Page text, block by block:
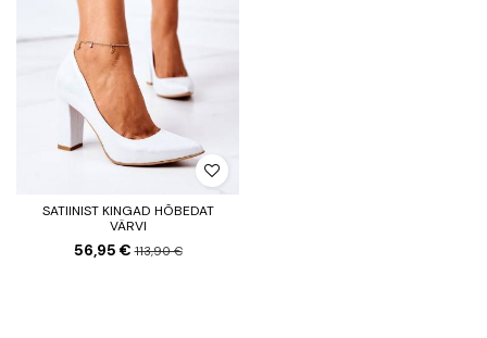
SATIINIST KINGAD HÕBEDAT
VÄRVI
56,95 €113,90 €